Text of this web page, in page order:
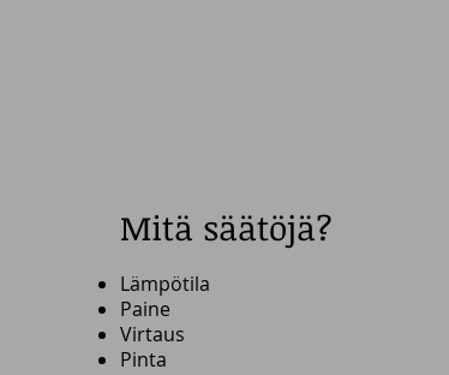
Mitä säätöjä?
Lämpötila
Paine
Virtaus
Pinta